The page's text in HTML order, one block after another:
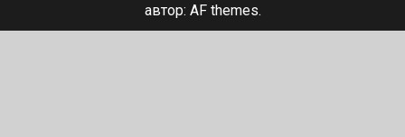
автор: AF themes.